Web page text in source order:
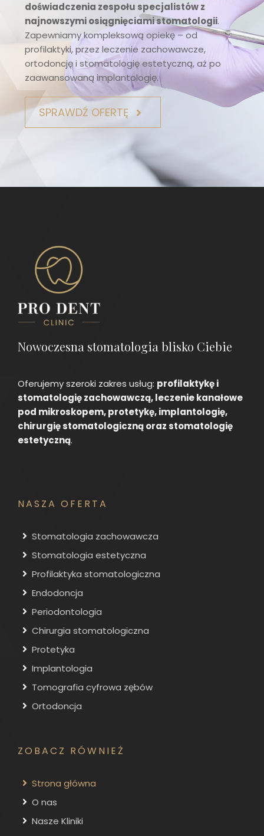
doświadczenia zespołu specjalistów z
najnowszymi osiągnięciami stomatologii.
Zapewniamy kompleksową opiekę – od
profilaktyki, przez leczenie zachowawcze,
ortodoncję i stomatologię estetyczną, aż po
zaawansowaną implantologię.
SPRAWDŹ OFERTĘ
Nowoczesna stomatologia blisko Ciebie
Oferujemy szeroki zakres usług: profilaktykę i
stomatologię zachowawczą, leczenie kanałowe
pod mikroskopem, protetykę, implantologię,
chirurgię stomatologiczną oraz stomatologię
estetyczną.
NASZA OFERTA
Stomatologia zachowawcza
Stomatologia estetyczna
Profilaktyka stomatologiczna
Endodoncja
Periodontologia
Chirurgia stomatologiczna
Protetyka
Implantologia
Tomografia cyfrowa zębów
Ortodoncja
ZOBACZ RÓWNIEŻ
Strona główna
O nas
Nasze Kliniki